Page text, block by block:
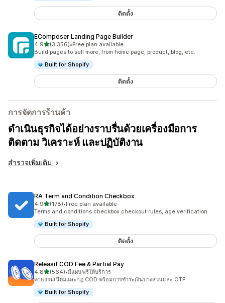
ติดตั้ง
EComposer Landing Page Builder
4.9เต็ม 5 ดาว
(3,356)
ทั้งหมด 3356 รีวิว
•Free plan available
Build pages to sell more, from home page, product, blog, etc.
Built for Shopify
ติดตั้ง
การจัดการร้านค้า
ดำเนินธุรกิจได้อย่างราบรื่นด้วยเครื่องมือการ
ติดตาม วิเคราะห์ และปฏิบัติงาน
สำรวจเพิ่มเติม
RA Term and Condition Checkbox
4.9เต็ม 5 ดาว
(178)
ทั้งหมด 178 รีวิว
•Free plan available
Terms and conditions checkbox checkout rules, age verification
Built for Shopify
ติดตั้ง
Releasit COD Fee & Partial Pay
4.8เต็ม 5 ดาว
(564)
ทั้งหมด 564 รีวิว
•มีแผนฟรีให้บริการ
ค่าธรรมเนียมและกฎ COD พร้อมการชำระเงินบางส่วนและ OTP
Built for Shopify